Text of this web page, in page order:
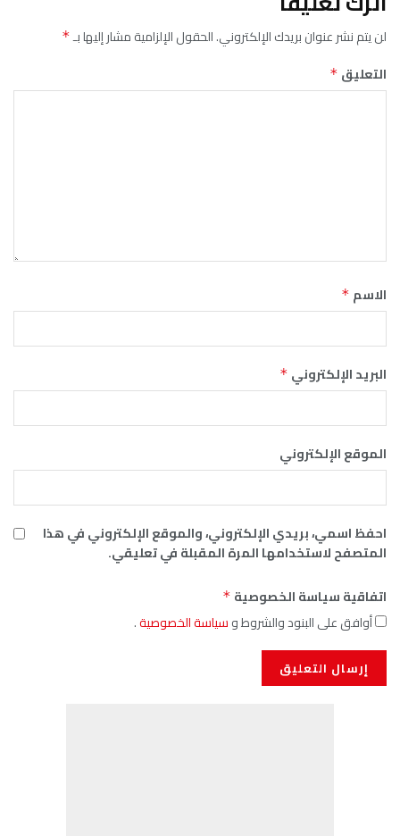
لن يتم نشر عنوان بريدك الإلكتروني.الحقول الإلزامية مشار إليها بـ*
التعليق *
الاسم *
البريد الإلكتروني *
الموقع الإلكتروني
احفظ اسمي، بريدي الإلكتروني، والموقع الإلكتروني في هذا
المتصفح لاستخدامها المرة المقبلة في تعليقي.
اتفاقية سياسة الخصوصية *
أوافق على البنود والشروط وسياسة الخصوصية.